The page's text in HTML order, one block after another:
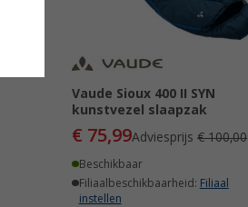
Vaude Sioux 400 II SYN
kunstvezel slaapzak
€ 75,99Adviesprijs€ 100,00
Beschikbaar
Filiaalbeschikbaarheid: Filiaal
instellen